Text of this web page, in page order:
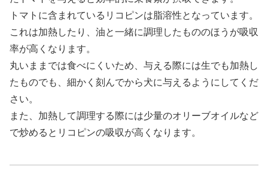
トマトに含まれているリコピンは脂溶性となっています。
これは加熱したり、油と一緒に調理したもののほうが吸収
率が高くなります。
丸いままでは食べにくいため、与える際には生でも加熱し
たものでも、細かく刻んでから犬に与えるようにしてくだ
さい。
また、加熱して調理する際には少量のオリーブオイルなど
で炒めるとリコピンの吸収が高くなります。